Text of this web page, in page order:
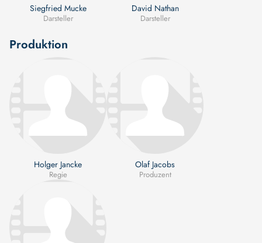
Siegfried Mucke
Darsteller
David Nathan
Darsteller
Produktion
Holger Jancke
Regie
Olaf Jacobs
Produzent